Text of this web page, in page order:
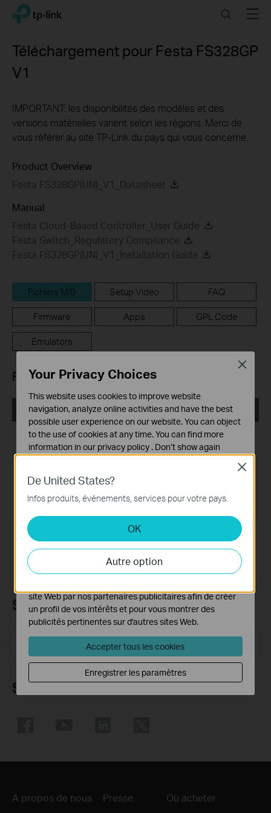
Click
the
navigation
TP-Link, Reliably Smart SearchMenu
Téléchargement pour Festa FS328GP
V1
IMPORTANT: les disponibilités des modèles et des
versions matérielles varient selon les régions. Merci de
vous référer au site TP-Link du pays qui vous concerne.
Product Overview
Festa FS328GP(UN)_V1_Datasheet
Manual
Festa Cloud-Based Controller_User Guide
Festa Switch_Regulatory Compliance
Festa FS328GP(UN)_V1_Installation Guide
Fichiers MIB Setup Video FAQ
Firmware Apps GPL Code
Emulators
Fichiers MIB
TP-Link_L2 Switch_MIB
Date de publication:2024-02-29
Langue:Anglais
Taille du fichier:199.18 KB
Subscription
E-mail
Suivez nous
A propos de nous Presse Où acheter
De United States?
Infos produits, événements, services pour votre pays.
OK
Autre option
Close
Your Privacy Choices
This website uses cookies to improve website
navigation, analyze online activities and have the best
possible user experience on our website. You can object
to the use of cookies at any time. You can find more
information in our privacy policy . Don’t show again
Ces cookies sont nécessaires au fonctionnement du
site Web et ne peuvent pas être désactivés dans vos
systèmes.
Cookies d'analyse et marketing
Les cookies d'analyse nous permettent d'analyser vos
activités sur notre site Web pour améliorer et ajuster les
fonctionnalités de notre site Web.
site Web par nos partenaires publicitaires afin de créer
un profil de vos intérêts et pour vous montrer des
publicités pertinentes sur d'autres sites Web.
Accepter tous les cookies
Enregistrer les paramètres
Close